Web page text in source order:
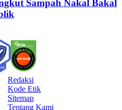
Sampah Nakal Bakal
Redaksi
Kode Etik
Sitemap
Tentang Kami